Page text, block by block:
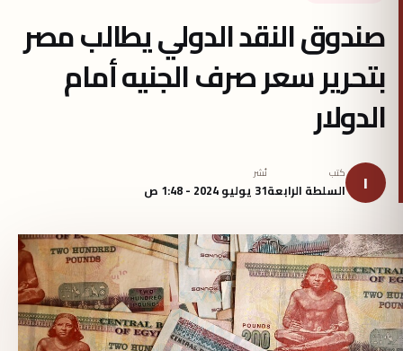
صندوق النقد الدولي يطالب مصر
بتحرير سعر صرف الجنيه أمام
الدولار
ا كتب
السلطة الرابعة
نُشر
31 يوليو 2024 - 1:48 ص